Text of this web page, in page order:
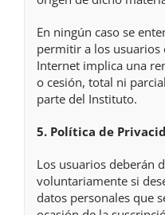
En ningún caso se
permitir a los usuarios
Internet implica una
o cesión, total ni
parte del Instituto.
5. Política de
Los usuarios deberán
voluntariamente si
datos personales que